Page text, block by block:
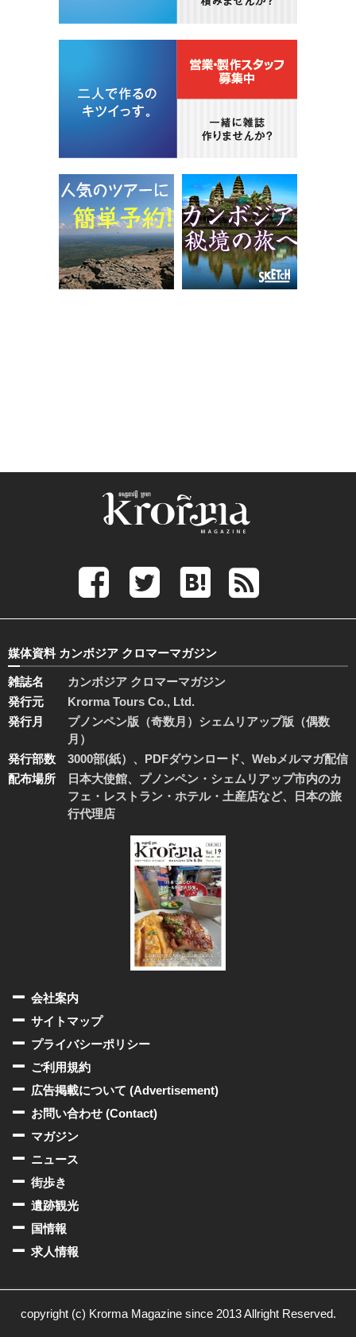
媒体資料 カンボジア クロマーマガジン
雑誌名
カンボジア クロマーマガジン
発行元
Krorma Tours Co., Ltd.
発行月
プノンペン版（奇数月）シェムリアップ版（偶数
月）
発行部数
3000部(紙）、PDFダウンロード、Webメルマガ配信
配布場所
日本大使館、プノンペン・シェムリアップ市内のカ
フェ・レストラン・ホテル・土産店など、日本の旅
行代理店
会社案内
サイトマップ
プライバシーポリシー
ご利用規約
広告掲載について (Advertisement)
お問い合わせ (Contact)
マガジン
ニュース
街歩き
遺跡観光
国情報
求人情報
copyright (c) Krorma Magazine since 2013 Allright Reserved.